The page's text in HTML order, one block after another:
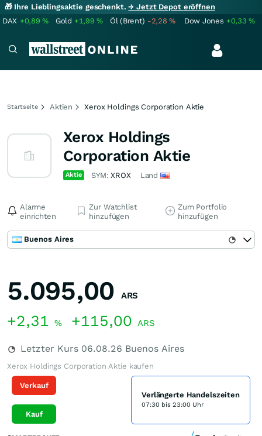
🎁 Ihre Lieblingsaktie geschenkt.→ Jetzt Depot eröffnen
DAX +0,89% Gold +1,99% Öl (Brent) -2,28% Dow Jones +0,33%
Startseite Aktien Xerox Holdings Corporation Aktie
Xerox Holdings
Corporation Aktie
Aktie SYM:XROX Land
Alarme
einrichten
Zur Watchlist
hinzufügen
Zum Portfolio
hinzufügen
Buenos Aires
5.095,00 ARS
+2,31 % +115,00 ARS
Letzter Kurs 06.08.26 Buenos Aires
Xerox Holdings Corporation Aktie kaufen
Verkauf
Kauf
Verlängerte Handelszeiten
07:30 bis 23:00 Uhr